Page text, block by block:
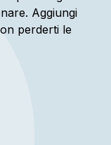
Aggiungi
perderti le